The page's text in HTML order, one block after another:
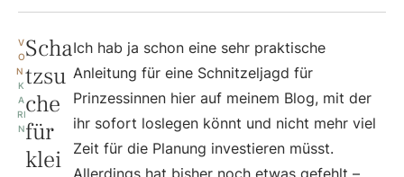
V
O
N
K
A
RI
N
Scha
tzsu
che
für
klei
Ich hab ja schon eine sehr praktische
Anleitung für eine Schnitzeljagd für
Prinzessinnen hier auf meinem Blog, mit der
ihr sofort loslegen könnt und nicht mehr viel
Zeit für die Planung investieren müsst.
Allerdings hat bisher noch etwas gefehlt –